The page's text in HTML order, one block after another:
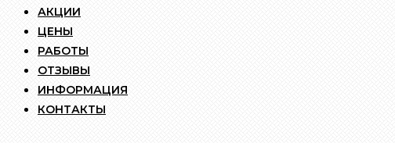
АКЦИИ
ЦЕНЫ
РАБОТЫ
ОТЗЫВЫ
ИНФОРМАЦИЯ
КОНТАКТЫ